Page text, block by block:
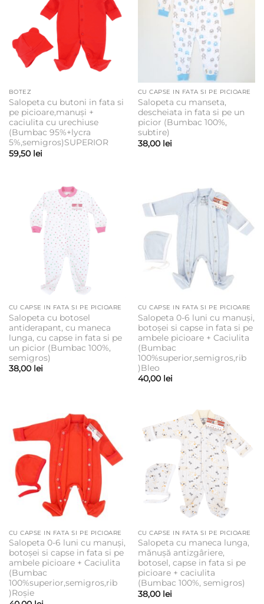
BOTEZ
Salopeta cu butoni in fata si
pe picioare,manuși +
caciulita cu urechiuse
(Bumbac 95%+lycra
5%,semigros)SUPERIOR
59,50 lei
CU CAPSE IN FATA SI PE PICIOARE
Salopeta cu manseta,
descheiata in fata si pe un
picior (Bumbac 100%,
subtire)
38,00 lei
CU CAPSE IN FATA SI PE PICIOARE
Salopeta cu botosel
antiderapant, cu maneca
lunga, cu capse in fata si pe
un picior (Bumbac 100%,
semigros)
38,00 lei
CU CAPSE IN FATA SI PE PICIOARE
Salopeta 0-6 luni cu manuși,
botoșei si capse in fata si pe
ambele picioare + Caciulita
(Bumbac
100%superior,semigros,rib
)Bleo
40,00 lei
CU CAPSE IN FATA SI PE PICIOARE
Salopeta 0-6 luni cu manuși,
botoșei si capse in fata si pe
ambele picioare + Caciulita
(Bumbac
100%superior,semigros,rib
)Roșie
CU CAPSE IN FATA SI PE PICIOARE
Salopeta cu maneca lunga,
mănușă antizgâriere,
botosel, capse in fata si pe
picioare + caciulita
(Bumbac 100%, semigros)
38,00 lei